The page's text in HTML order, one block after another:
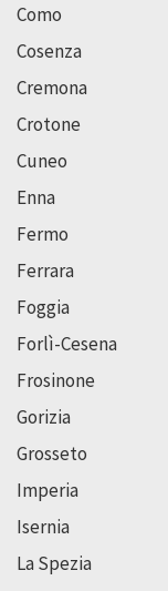
Como
Cosenza
Cremona
Crotone
Cuneo
Enna
Fermo
Ferrara
Foggia
Forlì-Cesena
Frosinone
Gorizia
Grosseto
Imperia
Isernia
La Spezia